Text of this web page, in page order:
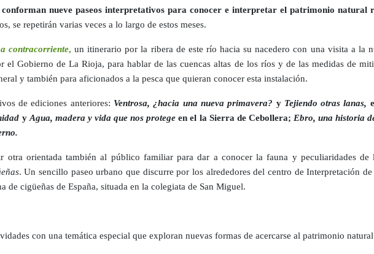
nueve paseos interpretativos para conocer e interpretar el patrimonio natural
se repetirán varias veces a lo largo de estos meses.
contracorriente, un itinerario por la ribera de este río hacia su nacedero con una visita a la
el Gobierno de La Rioja, para hablar de las cuencas altas de los ríos y de las medidas de
y también para aficionados a la pesca que quieran conocer esta instalación.
de ediciones anteriores: Ventrosa, ¿hacia una nueva primavera? y Tejiendo otras lanas,
y Agua, madera y vida que nos protegeen el la Sierra de Cebollera; Ebro, una historia
otra orientada también al público familiar para dar a conocer la fauna y peculiaridades
. Un sencillo paseo urbano que discurre por los alrededores del centro de Interpretación
de cigüeñas de España, situada en la colegiata de San Miguel.
con una temática especial que exploran nuevas formas de acercarse al patrimonio